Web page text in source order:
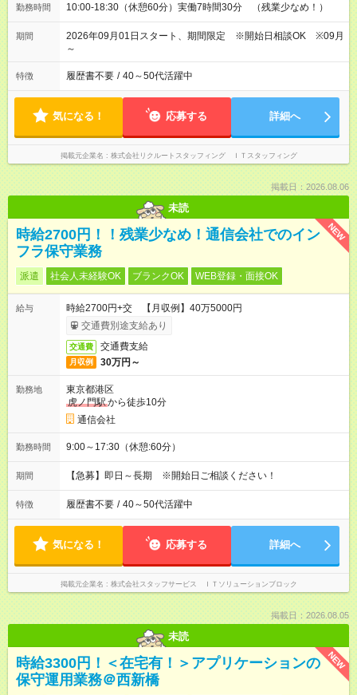
勤務時間 10:00-18:30（休憩60分）実働7時間30分 （残業少なめ！）
期間
2026年09月01日スタート、期間限定 ※開始日相談OK ※09月
～
特徴 履歴書不要 / 40～50代活躍中
気になる！ 応募する 詳細へ
掲載元企業名 株式会社リクルートスタッフィング ＩＴスタッフィング
掲載日：2026.08.06
未読
NEW
時給2700円！！残業少なめ！通信会社でのイン
フラ保守業務
派遣 社会人未経験OK ブランクOK WEB登録・面接OK
給与
時給2700円+交 【月収例】40万5000円
交通費別途支給あり
交通費 交通費支給
月収例 30万円～
勤務地
東京都港区
虎ノ門駅から徒歩10分
通信会社
勤務時間 9:00～17:30（休憩:60分）
期間 【急募】即日～長期 ※開始日ご相談ください！
特徴 履歴書不要 / 40～50代活躍中
気になる！ 応募する 詳細へ
掲載元企業名 株式会社スタッフサービス ＩＴソリューションブロック
掲載日：2026.08.05
未読
NEW
時給3300円！＜在宅有！＞アプリケーションの
保守運用業務＠西新橋